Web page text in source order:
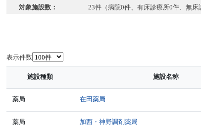
対象施設数：
23件（病院0件、有床診療所0件、無床
表示件数
施設種類 施設名称
薬局 在田薬局
薬局 加西・神野調剤薬局